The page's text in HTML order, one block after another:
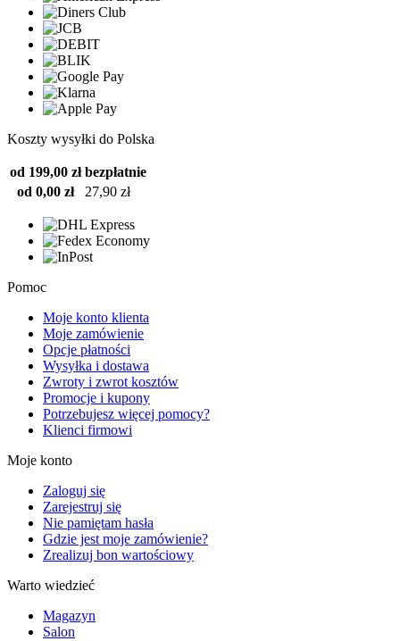
Koszty wysyłki do Polska
od 199,00 zł bezpłatnie
od 0,00 zł
27,90 zł
Pomoc
Moje konto klienta
Moje zamówienie
Opcje płatności
Wysyłka i dostawa
Zwroty i zwrot kosztów
Promocje i kupony
Potrzebujesz więcej pomocy?
Klienci firmowi
Moje konto
Zaloguj się
Zarejestruj się
Nie pamiętam hasła
Gdzie jest moje zamówienie?
Zrealizuj bon wartościowy
Warto wiedzieć
Magazyn
Salon